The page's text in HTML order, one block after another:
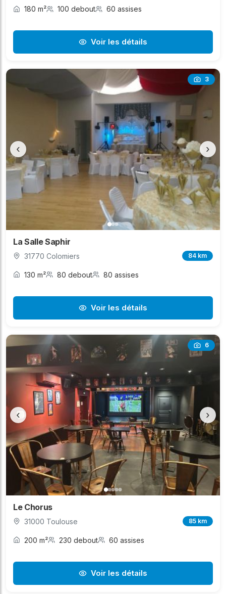
180 m² 100 debout 60 assises
Voir les détails
3
‹ ›
La Salle Saphir
31770 Colomiers 84 km
130 m² 80 debout 80 assises
Voir les détails
6
‹ ›
Le Chorus
31000 Toulouse 85 km
200 m² 230 debout 60 assises
Voir les détails